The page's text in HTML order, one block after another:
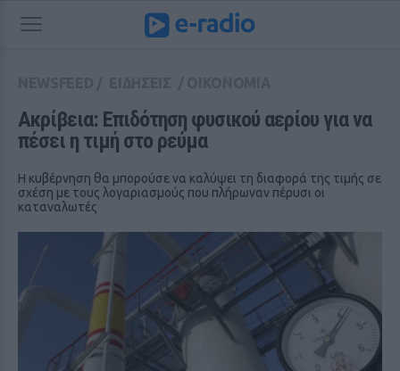
Ακρίβεια: Επιδότηση φυσικού αερίου για να
πέσει η τιμή στο ρεύμα
Η κυβέρνηση θα μπορούσε να καλύψει τη διαφορά της τιμής σε
σχέση με τους λογαριασμούς που πλήρωναν πέρυσι οι
καταναλωτές